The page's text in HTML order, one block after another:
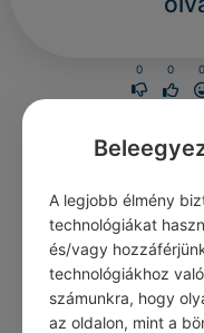
0 0 0
A legjobb élmény
technológiákat
és/vagy
technológiákhoz
számunkra, hogy
az oldalon, mint a